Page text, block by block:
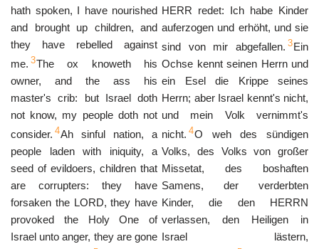
hath spoken, I have nourished
and brought up children, and
they have rebelled against
me. 3The ox knoweth his
owner, and the ass his
master's crib: but Israel doth
not know, my people doth not
consider. 4Ah sinful nation, a
people laden with iniquity, a
seed of evildoers, children that
are corrupters: they have
forsaken the LORD, they have
provoked the Holy One of
Israel unto anger, they are gone
HERR redet: Ich habe Kinder
auferzogen und erhöht, und sie
sind von mir abgefallen. 3Ein
Ochse kennt seinen Herrn und
ein Esel die Krippe seines
Herrn; aber Israel kennt's nicht,
und mein Volk vernimmt's
nicht. 4O weh des sündigen
Volks, des Volks von großer
Missetat, des boshaften
Samens, der verderbten
Kinder, die den HERRN
verlassen, den Heiligen in
Israel lästern,